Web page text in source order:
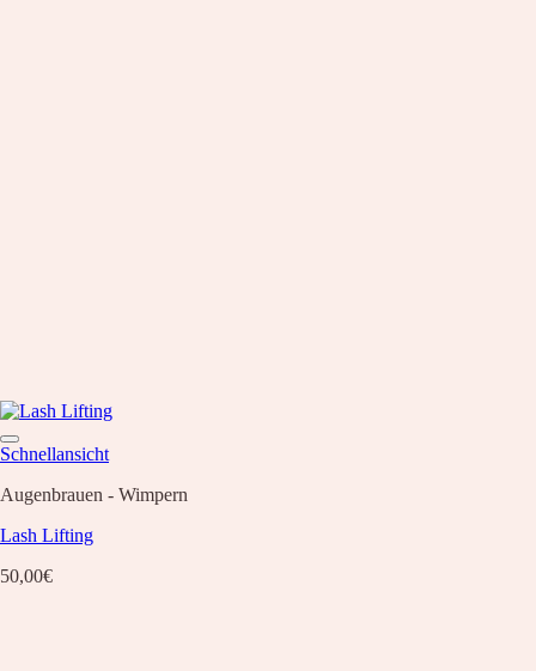
Schnellansicht
Augenbrauen - Wimpern
Lash Lifting
50,00€